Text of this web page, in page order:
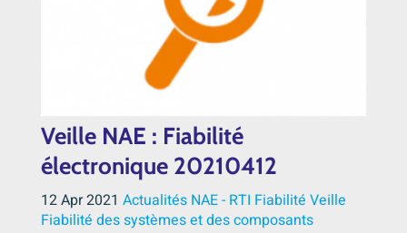
Veille NAE : Fiabilité
électronique 20210412
12 Apr 2021 Actualités NAE - RTI Fiabilité Veille
Fiabilité des systèmes et des composants